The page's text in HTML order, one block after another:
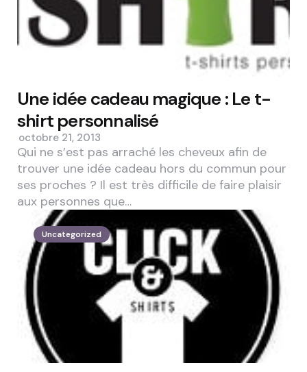
Une idée cadeau magique : Le t-
shirt personnalisé
octobre 21, 2013
Qui ne s’est pas arraché les cheveux afin de
trouver une idée cadeau hors du commun pour
ses proches ? Il est très difficile de faire plaisir
aux personnes que…
Uncategorized